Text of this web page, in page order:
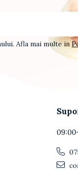
Afla mai multe in